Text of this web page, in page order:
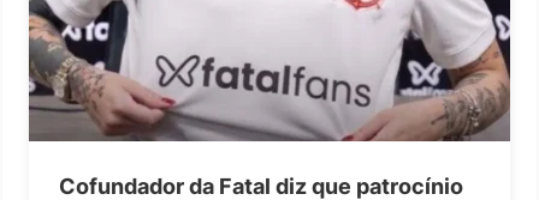
Cofundador da Fatal diz que patrocínio